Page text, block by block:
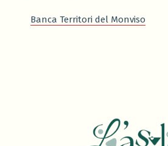
Banca Territori del Monviso